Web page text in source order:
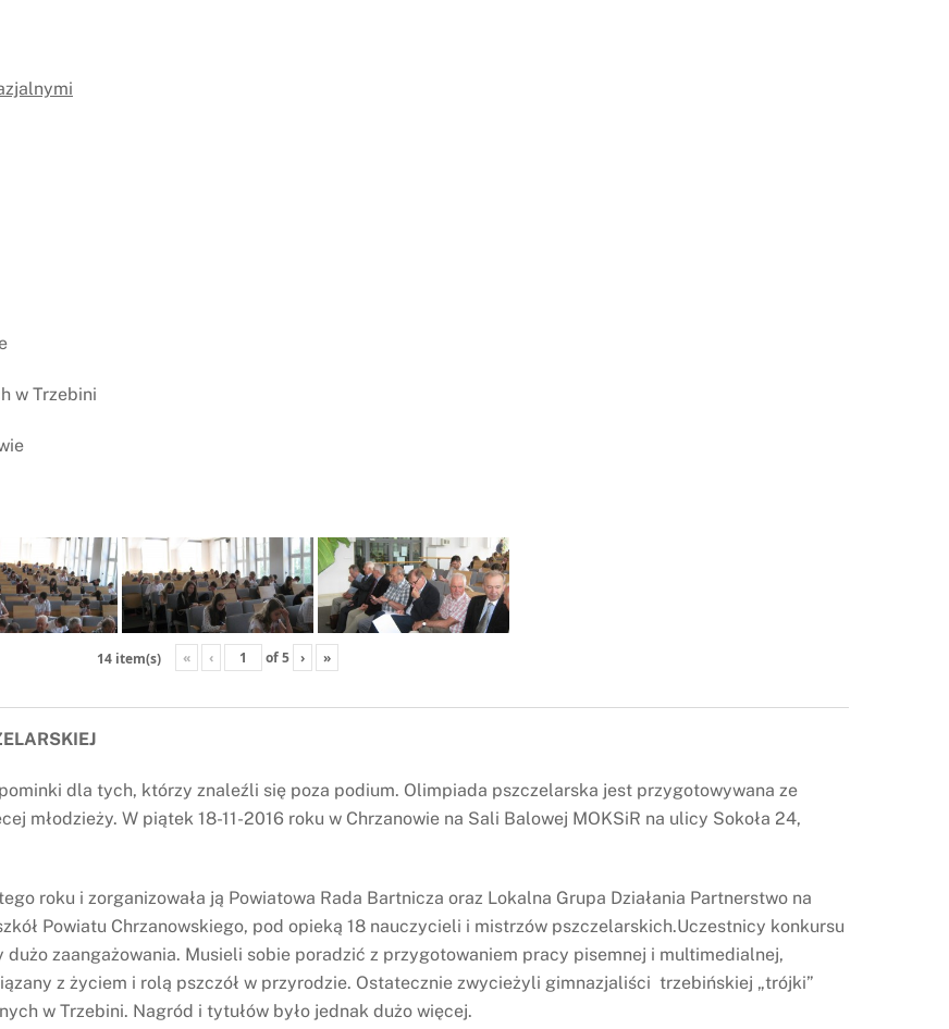
w Trzebini
14 item(s) « ‹ of5 › »
dla tych, którzy znaleźli się poza podium. Olimpiada pszczelarska jest przygotowywana ze
młodzieży. W piątek 18-11-2016 roku w Chrzanowie na Sali Balowej MOKSiR na ulicy Sokoła 24,
roku i zorganizowała ją Powiatowa Rada Bartnicza oraz Lokalna Grupa Działania Partnerstwo na
Powiatu Chrzanowskiego, pod opieką 18 nauczycieli i mistrzów pszczelarskich.Uczestnicy konkursu
zaangażowania. Musieli sobie poradzić z przygotowaniem pracy pisemnej i multimedialnej,
z życiem i rolą pszczół w przyrodzie. Ostatecznie zwycieżyli gimnazjaliści trzebińskiej „trójki”
w Trzebini. Nagród i tytułów było jednak dużo więcej.